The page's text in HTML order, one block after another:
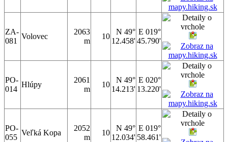
ZA-
081
Volovec
2063
m
10
N 49°
12.458'
E 019°
45.790'
PO-
014
Hlúpy
2061
m
10
N 49°
14.213'
E 020°
13.220'
PO-
055
Veľká Kopa
2052
m
10
N 49°
12.034'
E 019°
58.461'